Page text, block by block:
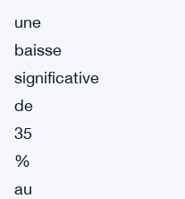
une
baisse
significative
de
35
%
au